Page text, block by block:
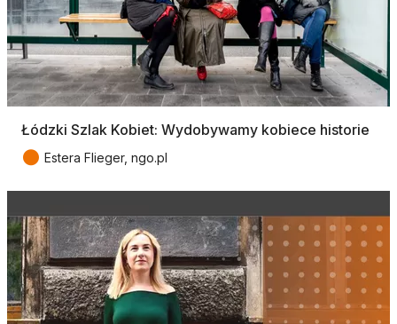
Łódzki Szlak Kobiet: Wydobywamy kobiece historie
● Estera Flieger, ngo.pl